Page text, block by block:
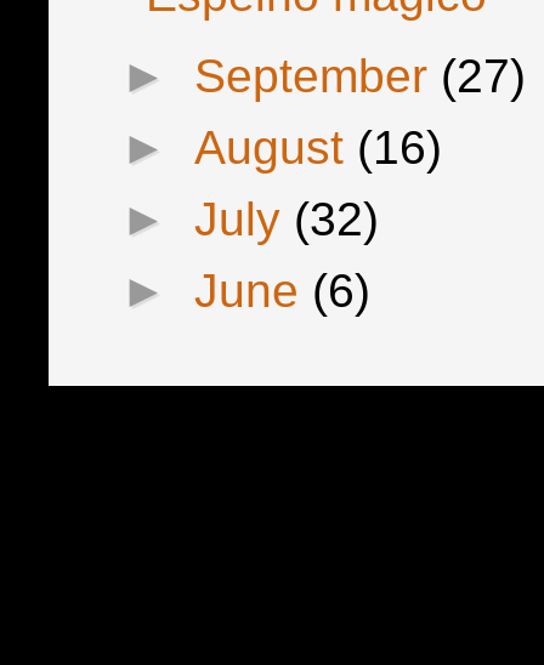
► September (27)
►August (16)
►July (32)
►June (6)